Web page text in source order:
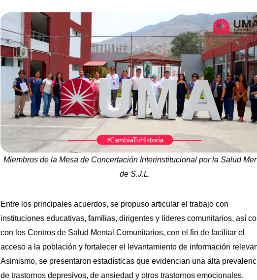
Miembros de la Mesa de Concertación Interinstitucional por la Salud
de S.J.L.
Entre los principales acuerdos, se propuso articular el trabajo con
instituciones educativas, familias, dirigentes y líderes comunitarios, así
con los Centros de Salud Mental Comunitarios, con el fin de facilitar el
acceso a la población y fortalecer el levantamiento de información
Asimismo, se presentaron estadísticas que evidencian una alta
de trastornos depresivos, de ansiedad y otros trastornos emocionales,